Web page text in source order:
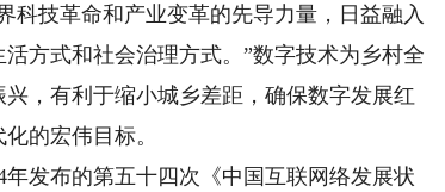
技革命和产业变革的先导力量，日益融入
方式和社会治理方式。”数字技术为乡村全
，有利于缩小城乡差距，确保数字发展红
的宏伟目标。
发布的第五十四次《中国互联网络发展状